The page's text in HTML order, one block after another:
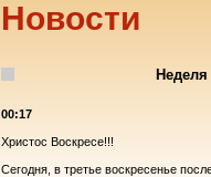
Новости
00:17
Христос Воскресе!!!
Сегодня, в третье воскресенье